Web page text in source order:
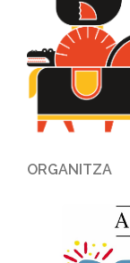
ORGANITZA